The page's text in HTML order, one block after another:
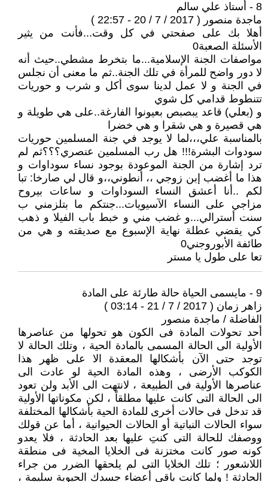
8 - أستاذ علي سالم
ماجدة منصور ( 2017 / 7 / 20 - 22:57 )
أهلا بك على صفحتي في كل وقت...فأنت من يثير
الأسئلة الصعبة0
مواصفات الجنة الإسلامية...ما بتخرط مشطي..حيث أنه
لا دور واضح للمرأة في تلك الجنة..ثم ما معنى أن نجلس
في الجنة و لا عمل لدينا سوى أكل و شرب و حوريات
تتنطوط قدامي كل شوي
و (بعلي) قاعد يبصبص بعيونوا الفارغة..على هي طويلة و
هي قصيرة و هي شقرا و هي خضرا
بالمناسبة علي،،،لما لا يوجد في جنة المسلمين حوريات
سودوات البشرة!!! هل رب المسلمين عنصري؟؟؟ثم لم
ترد إشارة من الجنة الموعودة بوجود نساء سوداوات و
هذا ما أغضب إبن زوجي ،، أنطوني،،و قال لي صارخا: تبا
لكم ..أنا أعشق النساء السوداوات و ساعات بيروح
مزاجي على النساء الآسيويات...جنتكم ما بتلزمني ب
سنت أسترالي...و غضب مني و خبط باب الفيلا و ذهب
كي يقضي عطلة نهاية الإسبوع مع صديقته و هي من
طائفة الأبوروجني0
تعا على طول يا مستر
9 - مايسمى الحياة حالة طارئة على المادة
زاهر زمان ( 2017 / 7 / 21 - 03:14 )
الفاضلة / ماجدة منصور
أحد تحولات المادة فى الكون هو تحولها من عناصرها
الأولية الى الحالة المسمى بالمادة الحية ، وتلك الحالة لا
توجد حتى الآن بأشكالها المعقدة الا على ظهر هذا
الكوكب الأرضى ، وهذه المادة الحية لو عادت الى
عناصرها الأولية فى الطبيعة ، لانتهت الى الأبد ولن تعود
الى الحالة التى كانت عليها مطلقاً ، لكن مكوناتها الأولية
قد تدخل فى حالات أخرى للمادة الحية بأشكالها المختلفة
سواء الحالات النباتية أو الحالات الحيوانية ، أما عن قولك
ووصفك للحالة التى كنتِ عليها بعد الحادثة ، فلا يعدو
كونه صور كانت مختزنة فى الخلايا المخية فى منطقة
اللاشعور ؛ تلك الخلايا التى لم يلحقها الضرر من جراء
الحادثة ! ولما كانت باقى أعضاء جسدك الحيوية سليمة ،